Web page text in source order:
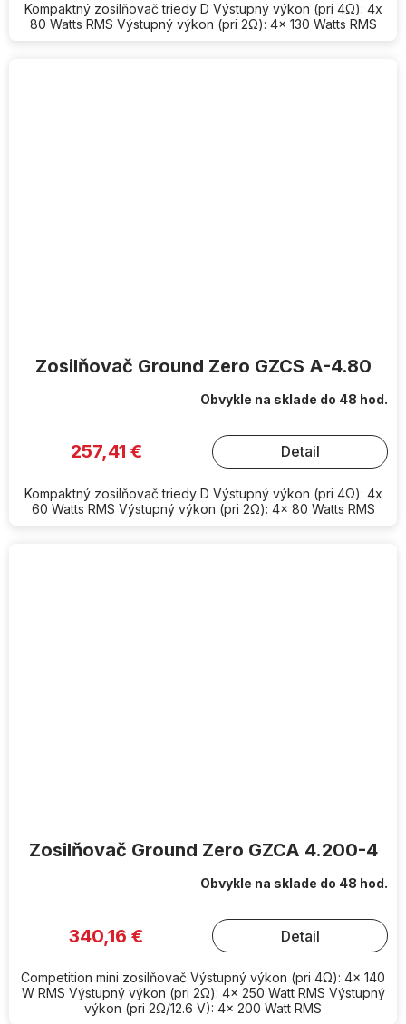
Kompaktný zosilňovač triedy D Výstupný výkon (pri 4Ω): 4x
80 Watts RMS Výstupný výkon (pri 2Ω): 4x 130 Watts RMS
Zosilňovač Ground Zero GZCS A-4.80
Obvykle na sklade do 48 hod.
257,41 € Detail
Kompaktný zosilňovač triedy D Výstupný výkon (pri 4Ω): 4x
60 Watts RMS Výstupný výkon (pri 2Ω): 4x 80 Watts RMS
Zosilňovač Ground Zero GZCA 4.200-4
Obvykle na sklade do 48 hod.
340,16 € Detail
Competition mini zosilňovač Výstupný výkon (pri 4Ω): 4x 140
W RMS Výstupný výkon (pri 2Ω): 4x 250 Watt RMS Výstupný
výkon (pri 2Ω/12.6 V): 4x 200 Watt RMS